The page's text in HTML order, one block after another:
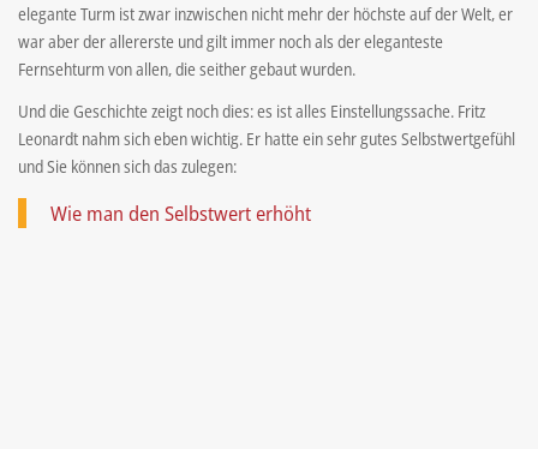
elegante Turm ist zwar inzwischen nicht mehr der höchste auf der Welt, er
war aber der allererste und gilt immer noch als der eleganteste
Fernsehturm von allen, die seither gebaut wurden.
Und die Geschichte zeigt noch dies: es ist alles Einstellungssache. Fritz
Leonardt nahm sich eben wichtig. Er hatte ein sehr gutes Selbstwertgefühl
und Sie können sich das zulegen:
Wie man den Selbstwert erhöht